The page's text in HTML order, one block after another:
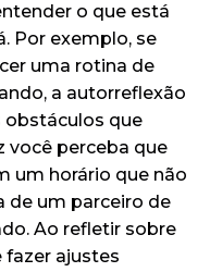
o que está
Por exemplo, se
uma rotina de
a autorreflexão
obstáculos que
você perceba que
um horário que não
de um parceiro de
Ao refletir sobre
fazer ajustes